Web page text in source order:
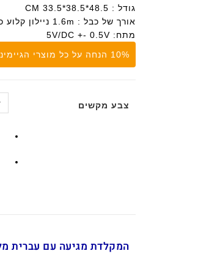
גודל : 48.5*38.5*33.5 CM
אורך של כבל : 1.6m ניילון קלוע כבל
מתח: 5V/DC +- 0.5V
10% הנחה על כל מוצרי הגיימינג
צבע מקשים
המקלדת מגיעה עם עברית